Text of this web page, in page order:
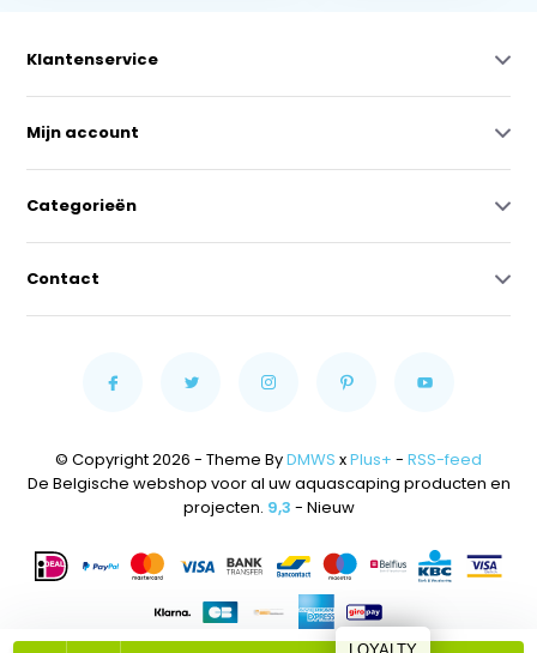
Klantenservice
Mijn account
Categorieën
Contact
© Copyright 2026 - Theme ByDMWS xPlus+ - RSS-feed
De Belgische webshop voor al uw aquascaping producten en
projecten. 9,3 - Nieuw